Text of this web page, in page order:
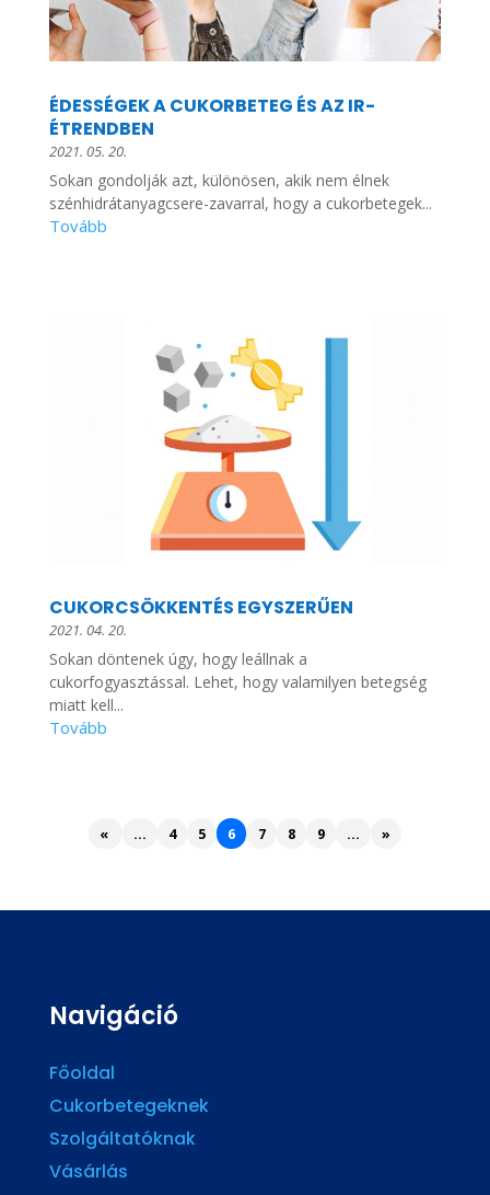
ÉDESSÉGEK A CUKORBETEG ÉS AZ IR-
ÉTRENDBEN
2021. 05. 20.
Sokan gondolják azt, különösen, akik nem élnek
szénhidrátanyagcsere-zavarral, hogy a cukorbetegek...
CUKORCSÖKKENTÉS EGYSZERŰEN
2021. 04. 20.
Sokan döntenek úgy, hogy leállnak a
cukorfogyasztással. Lehet, hogy valamilyen betegség
miatt kell...
« ... 4 5 6 7 8 9 ... »
Navigáció
Főoldal
Cukorbetegeknek
Szolgáltatóknak
Vásárlás